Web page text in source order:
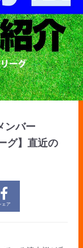
ンバー
グ】直近の
ェア